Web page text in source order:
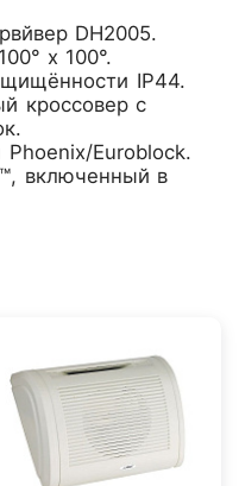
DH2005.
x 100°.
IP44.
кроссовер с
Euroblock.
включенный в